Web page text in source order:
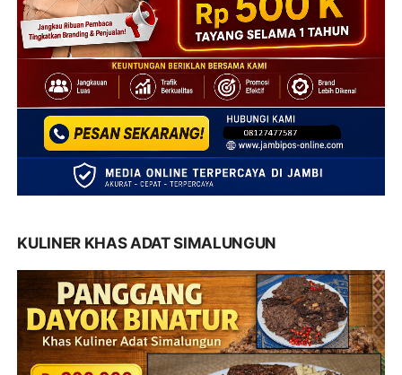
KULINER KHAS ADAT SIMALUNGUN